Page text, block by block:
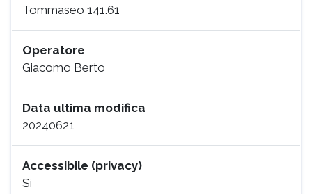
l'Emigrazione Veneta a Tommaseo, Niccolò
Fascicolo Comitato per l'emigrazione
veneta in Milano a Tommaseo, Niccolò
Fascicolo Comitato per soccorsi
all'emigrazione a Tommaseo, Niccolò
Fascicolo Comitato politico veneto a
Tommaseo, Niccolò
Fascicolo Commissione degli Ufficiali
Tommaseo 141.61
Operatore
Giacomo Berto
Data ultima modifica
20240621
Accessibile (privacy)
Sì